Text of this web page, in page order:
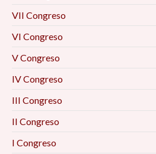
VII Congreso
VI Congreso
V Congreso
IV Congreso
III Congreso
II Congreso
I Congreso